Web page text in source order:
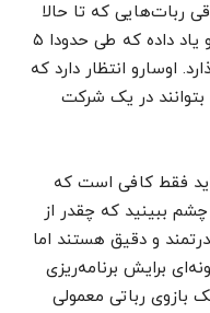
ربات‌‌‌‌‌‌‌‌‌‌‌‌‌‌‌‌‌‌‌‌‌‌‌‌‌‌‌‌‌‌‌‌‌‌‌‌‌‌‌‌‌‌‌‌‌‌‌‌هایی که تا حالا
دیده‌اید هوشمندتر است. نرم‌افزار به او یاد داده که طی حدودا ۵
اوسارو انتظار دارد که
در یک شرکت
فقط کافی است که
چشم ببینید که چقدر از
و دقیق هستند اما
برایش برنامه‌ریزی
بازوی رباتی معمولی